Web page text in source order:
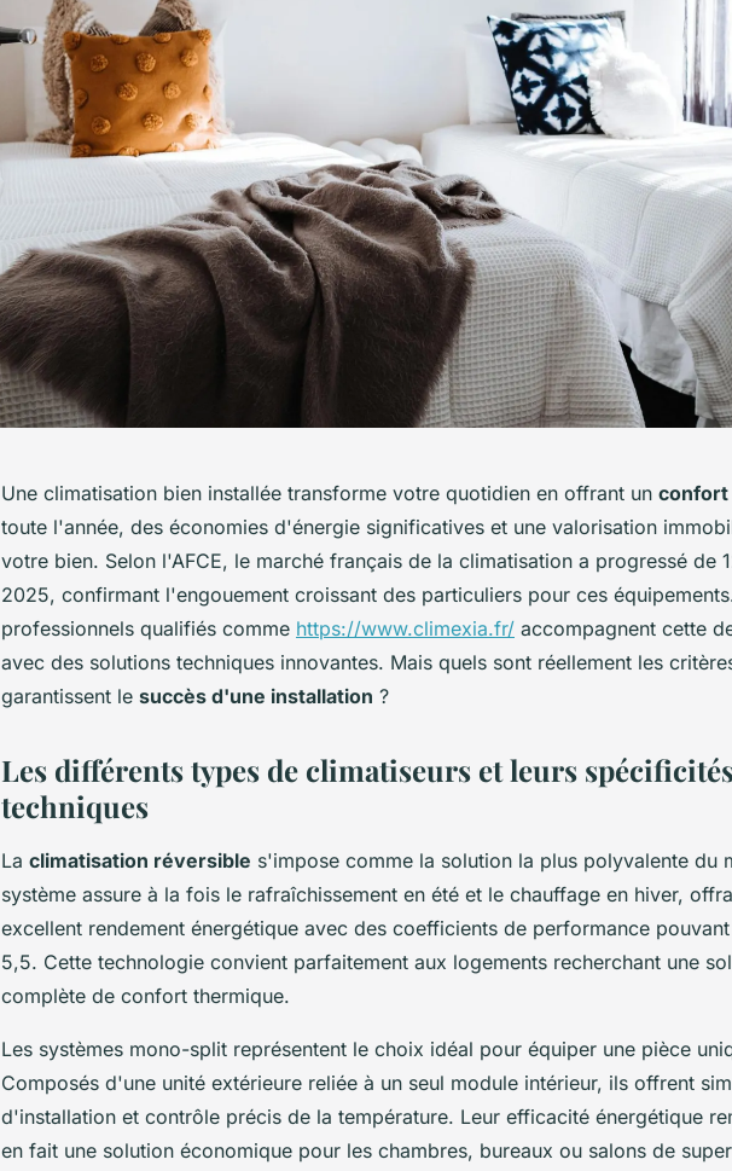
Une climatisation bien installée transforme votre quotidien en offrant un confort
toute l'année, des économies d'énergie significatives et une valorisation
votre bien. Selon l'AFCE, le marché français de la climatisation a progressé de
2025, confirmant l'engouement croissant des particuliers pour ces
professionnels qualifiés comme https://www.climexia.fr/ accompagnent cette
avec des solutions techniques innovantes. Mais quels sont réellement les
garantissent le succès d'une installation ?
Les différents types de climatiseurs et leurs
techniques
La climatisation réversible s'impose comme la solution la plus polyvalente du
système assure à la fois le rafraîchissement en été et le chauffage en hiver,
excellent rendement énergétique avec des coefficients de performance
5,5. Cette technologie convient parfaitement aux logements recherchant une
complète de confort thermique.
Les systèmes mono-split représentent le choix idéal pour équiper une pièce
Composés d'une unité extérieure reliée à un seul module intérieur, ils offrent
d'installation et contrôle précis de la température. Leur efficacité énergétique
en fait une solution économique pour les chambres, bureaux ou salons de